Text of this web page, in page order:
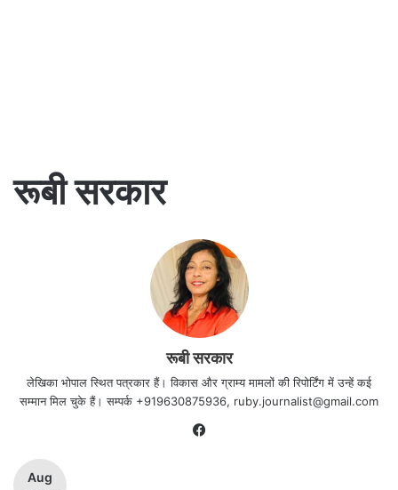
रूबी सरकार
रूबी सरकार
लेखिका भोपाल स्थित पत्रकार हैं। विकास और ग्राम्य मामलों की रिपोर्टिंग में उन्हें कई
सम्मान मिल चुके हैं। सम्पर्क +919630875936, ruby.journalist@gmail.com
Facebook
Aug